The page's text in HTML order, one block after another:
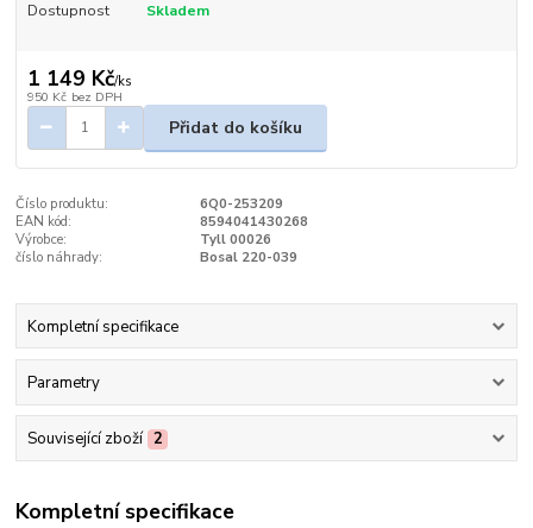
Dostupnost Skladem
1 149 Kč/ks
950 Kč bez DPH
Přidat do košíku
Číslo produktu:
6Q0-253209
EAN kód:
8594041430268
Výrobce:
Tyll 00026
číslo náhrady:
Bosal 220-039
Kompletní specifikace
Parametry
Související zboží 2
Kompletní specifikace